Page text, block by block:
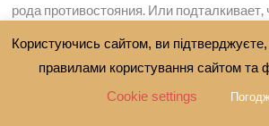
рода противостояния. Или подталкивает,
Иди, работай или езжай за границу». Тут-
самый главный момент в моей жизни –
никакой работы, устала от людей, от всех
Користуючись сайтом, ви
правилами користування сайтом та
Cookie settings